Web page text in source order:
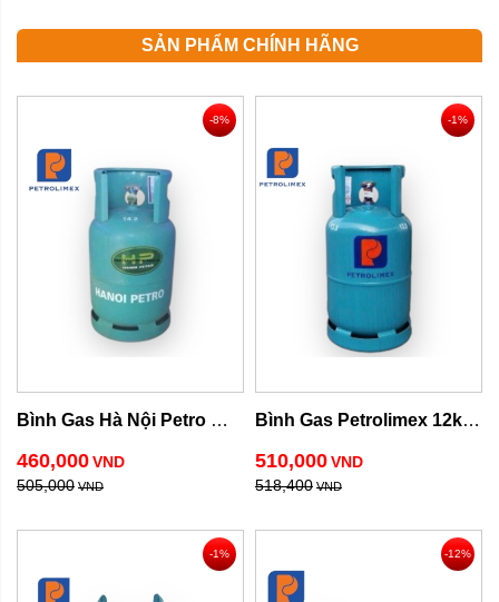
SẢN PHẨM CHÍNH HÃNG
-8%
Bình Gas Hà Nội Petro
460,000 VND
505,000 VND
-1%
Bình Gas Petrolimex 12kg
510,000 VND
518,400 VND
-1% -12%